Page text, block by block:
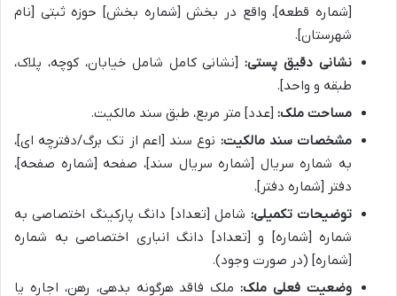
[شماره قطعه]، واقع در بخش [شماره بخش] حوزه ثبتی [نام
شهرستان].
نشانی دقیق پستی:[نشانی کامل شامل خیابان، کوچه، پلاک،
طبقه و واحد].
مساحت ملک: [عدد] متر مربع، طبق سند مالکیت.
مشخصات سند مالکیت: نوع سند [اعم از تک برگ/دفترچه ای]،
به شماره سریال [شماره سریال سند]، صفحه [شماره صفحه]،
دفتر [شماره دفتر].
توضیحات تکمیلی: شامل [تعداد] دانگ پارکینگ اختصاصی به
شماره [شماره] و [تعداد] دانگ انباری اختصاصی به شماره
[شماره] (در صورت وجود).
وضعیت فعلی ملک:ملک فاقد هرگونه بدهی، رهن، اجاره یا